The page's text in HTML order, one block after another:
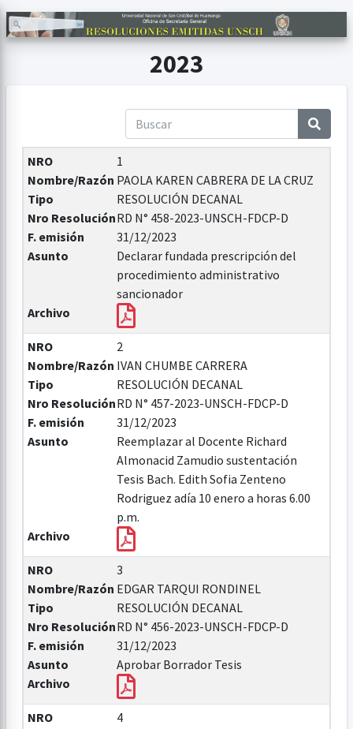
2023
NRO
1
Nombre/Razón PAOLA KAREN CABRERA DE LA CRUZ
Tipo
RESOLUCIÓN DECANAL
Nro ResoluciónRD N° 458-2023-UNSCH-FDCP-D
F. emisión
31/12/2023
Asunto
Declarar fundada prescripción del
procedimiento administrativo
sancionador
Archivo
NRO
2
Nombre/Razón IVAN CHUMBE CARRERA
Tipo
RESOLUCIÓN DECANAL
Nro ResoluciónRD N° 457-2023-UNSCH-FDCP-D
F. emisión
31/12/2023
Asunto
Reemplazar al Docente Richard
Almonacid Zamudio sustentación
Tesis Bach. Edith Sofia Zenteno
Rodriguez adía 10 enero a horas 6.00
p.m.
Archivo
NRO
3
Nombre/Razón EDGAR TARQUI RONDINEL
Tipo
RESOLUCIÓN DECANAL
Nro ResoluciónRD N° 456-2023-UNSCH-FDCP-D
F. emisión
31/12/2023
Asunto
Aprobar Borrador Tesis
Archivo
NRO
4